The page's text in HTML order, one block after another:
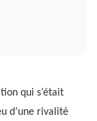
qui s’était
d’une rivalité